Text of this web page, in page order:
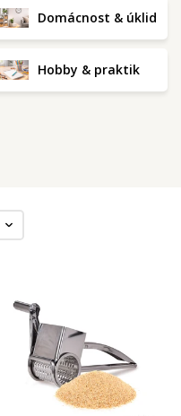
Domácnost & úklid
Hobby & praktik